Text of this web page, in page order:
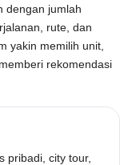
dengan jumlah
rute, dan
yakin memilih unit,
rekomendasi
pribadi, city tour,